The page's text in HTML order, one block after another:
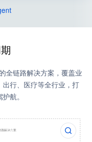
全链路解决方案，覆盖业
行、医疗等全行业，打
航。